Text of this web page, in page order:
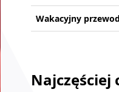
Wakacyjny
Najczęściej